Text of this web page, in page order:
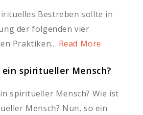
Bestreben sollte in
der folgenden vier
Praktiken... Read More
spiritueller Mensch?
spiritueller Mensch? Wie ist
Mensch? Nun, so ein